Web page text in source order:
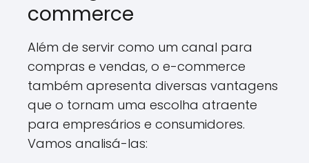
commerce
Além de servir como um canal para
compras e vendas, o e-commerce
também apresenta diversas vantagens
que o tornam uma escolha atraente
para empresários e consumidores.
Vamos analisá-las: